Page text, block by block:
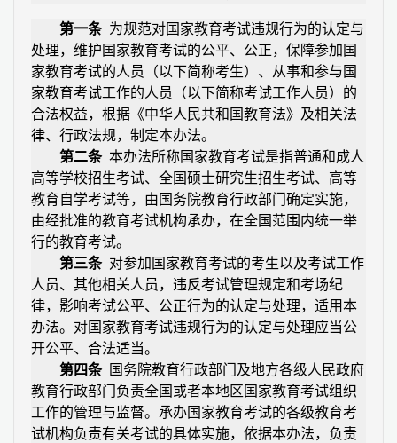
第一条 为规范对国家教育考试违规行为的认定与
处理，维护国家教育考试的公平、公正，保障参加国
家教育考试的人员（以下简称考生）、从事和参与国
家教育考试工作的人员（以下简称考试工作人员）的
合法权益，根据《中华人民共和国教育法》及相关法
律、行政法规，制定本办法。
第二条 本办法所称国家教育考试是指普通和成人
高等学校招生考试、全国硕士研究生招生考试、高等
教育自学考试等，由国务院教育行政部门确定实施，
由经批准的教育考试机构承办，在全国范围内统一举
行的教育考试。
第三条 对参加国家教育考试的考生以及考试工作
人员、其他相关人员，违反考试管理规定和考场纪
律，影响考试公平、公正行为的认定与处理，适用本
办法。对国家教育考试违规行为的认定与处理应当公
开公平、合法适当。
第四条
国务院教育行政部门及地方各级人民政府
教育行政部门负责全国或者本地区国家教育考试组织
工作的管理与监督。承办国家教育考试的各级教育考
试机构负责有关考试的具体实施，依据本办法，负责